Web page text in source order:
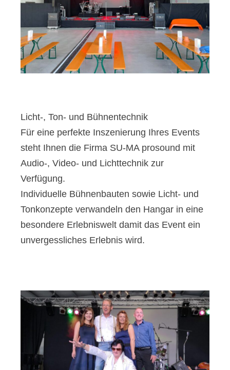
Licht-, Ton- und Bühnentechnik
Für eine perfekte Inszenierung Ihres Events
steht Ihnen die Firma SU-MA prosound mit
Audio-, Video- und Lichttechnik zur
Verfügung.
Individuelle Bühnenbauten sowie Licht- und
Tonkonzepte verwandeln den Hangar in eine
besondere Erlebniswelt damit das Event ein
unvergessliches Erlebnis wird.